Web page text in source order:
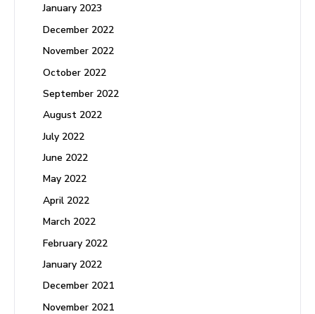
January 2023
December 2022
November 2022
October 2022
September 2022
August 2022
July 2022
June 2022
May 2022
April 2022
March 2022
February 2022
January 2022
December 2021
November 2021